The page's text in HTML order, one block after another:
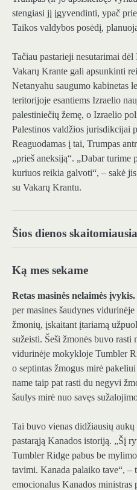
stengiasi jį įgyvendinti, ypač
Taikos valdybos posėdį,
Tačiau pastarieji nesutarimai
Vakarų Krante gali apsunkinti
Netanyahu saugumo kabinetas
teritorijoje esantiems Izraelio
palestiniečių žemę, o Izraelio
Palestinos valdžios jurisdikcijai
Reaguodamas į tai, Trumpas
„prieš aneksiją“. „Dabar turime
kuriuos reikia galvoti“, – sakė
su Vakarų Krantu.
Šios dienos skaitomiausia
Ką mes sekame
Retas masinės nelaimės įvykis.
per masines šaudynes
žmonių, įskaitant įtariamą
sužeisti. Šeši žmonės buvo
vidurinėje mokykloje Tumbler
o septintas žmogus mirė
name taip pat rasti du negyvi
šaulys mirė nuo savęs
Tai buvo vienas didžiausių
pastarąją Kanados istoriją. „Šį
Tumbler Ridge pabus be
tavimi. Kanada palaiko tave“, –
emocionalus Kanados